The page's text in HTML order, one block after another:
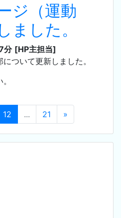
ジ（運動
ました。
分 [HP主担当]
ついて更新しました。
12 ... 21 »